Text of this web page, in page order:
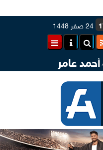
24 صفر 1448
أحمد عامر